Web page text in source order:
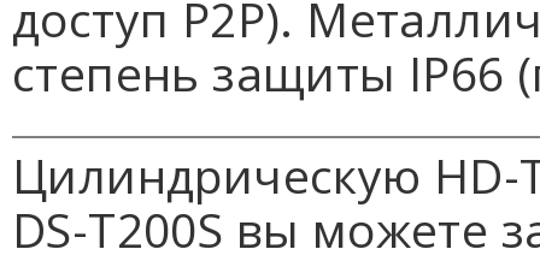
доступ P2P).
степень защиты IP66
Цилиндрическую HD-
DS-T200S вы можете